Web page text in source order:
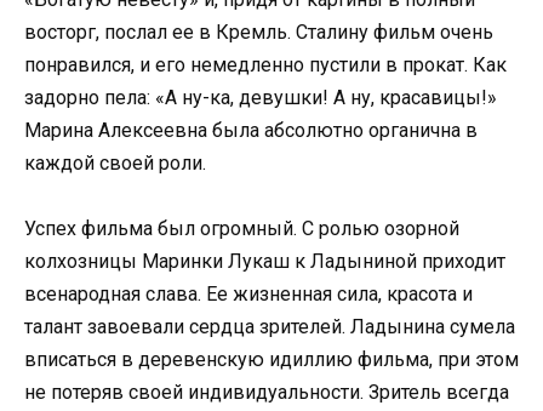
восторг, послал ее в Кремль. Сталину фильм очень
понравился, и его немедленно пустили в прокат. Как
задорно пела: «А ну-ка, девушки! А ну, красавицы!»
Марина Алексеевна была абсолютно органична в
каждой своей роли.
Успех фильма был огромный. С ролью озорной
колхозницы Маринки Лукаш к Ладыниной приходит
всенародная слава. Ее жизненная сила, красота и
талант завоевали сердца зрителей. Ладынина сумела
вписаться в деревенскую идиллию фильма, при этом
не потеряв своей индивидуальности. Зритель всегда